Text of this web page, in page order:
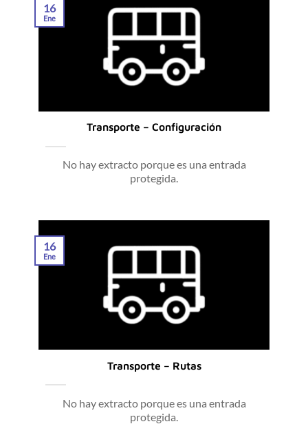
Transporte – Configuración
No hay extracto porque es una entrada
protegida.
16
Ene
Transporte – Rutas
No hay extracto porque es una entrada
protegida.
16
Ene